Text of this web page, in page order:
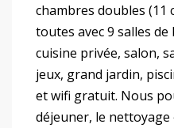
chambres doubles (11
toutes avec 9 salles de
cuisine privée, salon,
jeux, grand jardin,
et wifi gratuit. Nous
déjeuner, le nettoyage